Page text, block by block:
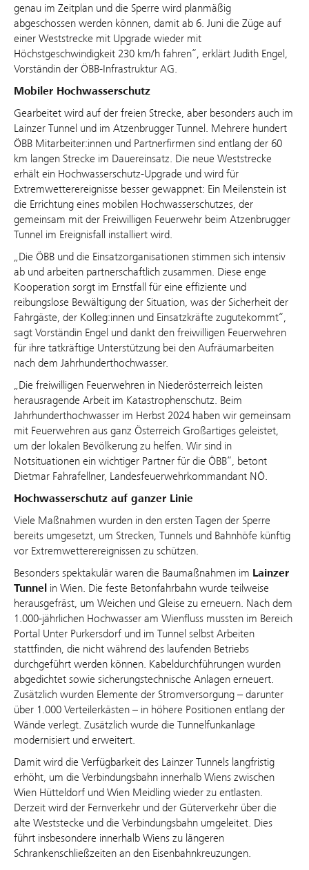
genau im Zeitplan und die Sperre wird planmäßig
abgeschossen werden können, damit ab 6. Juni die Züge auf
einer Weststrecke mit Upgrade wieder mit
Höchstgeschwindigkeit 230 km/h fahren“, erklärt Judith Engel,
Vorständin der ÖBB-Infrastruktur AG.
Mobiler Hochwasserschutz
Gearbeitet wird auf der freien Strecke, aber besonders auch im
Lainzer Tunnel und im Atzenbrugger Tunnel. Mehrere hundert
ÖBB Mitarbeiter:innen und Partnerfirmen sind entlang der 60
km langen Strecke im Dauereinsatz. Die neue Weststrecke
erhält ein Hochwasserschutz-Upgrade und wird für
Extremwetterereignisse besser gewappnet: Ein Meilenstein ist
die Errichtung eines mobilen Hochwasserschutzes, der
gemeinsam mit der Freiwilligen Feuerwehr beim Atzenbrugger
Tunnel im Ereignisfall installiert wird.
„Die ÖBB und die Einsatzorganisationen stimmen sich intensiv
ab und arbeiten partnerschaftlich zusammen. Diese enge
Kooperation sorgt im Ernstfall für eine effiziente und
reibungslose Bewältigung der Situation, was der Sicherheit der
Fahrgäste, der Kolleg:innen und Einsatzkräfte zugutekommt“,
sagt Vorständin Engel und dankt den freiwilligen Feuerwehren
für ihre tatkräftige Unterstützung bei den Aufräumarbeiten
nach dem Jahrhunderthochwasser.
„Die freiwilligen Feuerwehren in Niederösterreich leisten
herausragende Arbeit im Katastrophenschutz. Beim
Jahrhunderthochwasser im Herbst 2024 haben wir gemeinsam
mit Feuerwehren aus ganz Österreich Großartiges geleistet,
um der lokalen Bevölkerung zu helfen. Wir sind in
Notsituationen ein wichtiger Partner für die ÖBB“, betont
Dietmar Fahrafellner, Landesfeuerwehrkommandant NÖ.
Hochwasserschutz auf ganzer Linie
Viele Maßnahmen wurden in den ersten Tagen der Sperre
bereits umgesetzt, um Strecken, Tunnels und Bahnhöfe künftig
vor Extremwetterereignissen zu schützen.
Besonders spektakulär waren die Baumaßnahmen im Lainzer
Tunnel in Wien. Die feste Betonfahrbahn wurde teilweise
herausgefräst, um Weichen und Gleise zu erneuern. Nach dem
1.000-jährlichen Hochwasser am Wienfluss mussten im Bereich
Portal Unter Purkersdorf und im Tunnel selbst Arbeiten
stattfinden, die nicht während des laufenden Betriebs
durchgeführt werden können. Kabeldurchführungen wurden
abgedichtet sowie sicherungstechnische Anlagen erneuert.
Zusätzlich wurden Elemente der Stromversorgung – darunter
über 1.000 Verteilerkästen – in höhere Positionen entlang der
Wände verlegt. Zusätzlich wurde die Tunnelfunkanlage
modernisiert und erweitert.
Damit wird die Verfügbarkeit des Lainzer Tunnels langfristig
erhöht, um die Verbindungsbahn innerhalb Wiens zwischen
Wien Hütteldorf und Wien Meidling wieder zu entlasten.
Derzeit wird der Fernverkehr und der Güterverkehr über die
alte Weststecke und die Verbindungsbahn umgeleitet. Dies
führt insbesondere innerhalb Wiens zu längeren
Schrankenschließzeiten an den Eisenbahnkreuzungen.